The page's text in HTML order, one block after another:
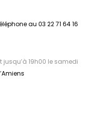
au 03 22 71 64 16
19h00 le samedi